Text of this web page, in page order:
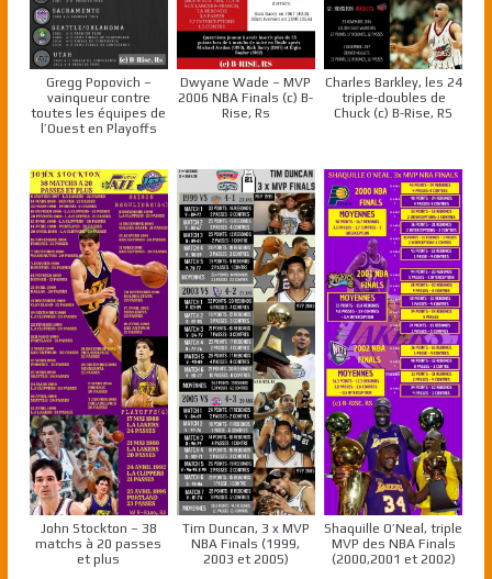
Gregg Popovich –
vainqueur contre
toutes les équipes de
l’Ouest en Playoffs
Dwyane Wade – MVP
2006 NBA Finals (c) B-
Rise, Rs
Charles Barkley, les 24
triple-doubles de
Chuck (c) B-Rise, RS
John Stockton – 38
matchs à 20 passes
et plus
Tim Duncan, 3 x MVP
NBA Finals (1999,
2003 et 2005)
Shaquille O’Neal, triple
MVP des NBA Finals
(2000,2001 et 2002)